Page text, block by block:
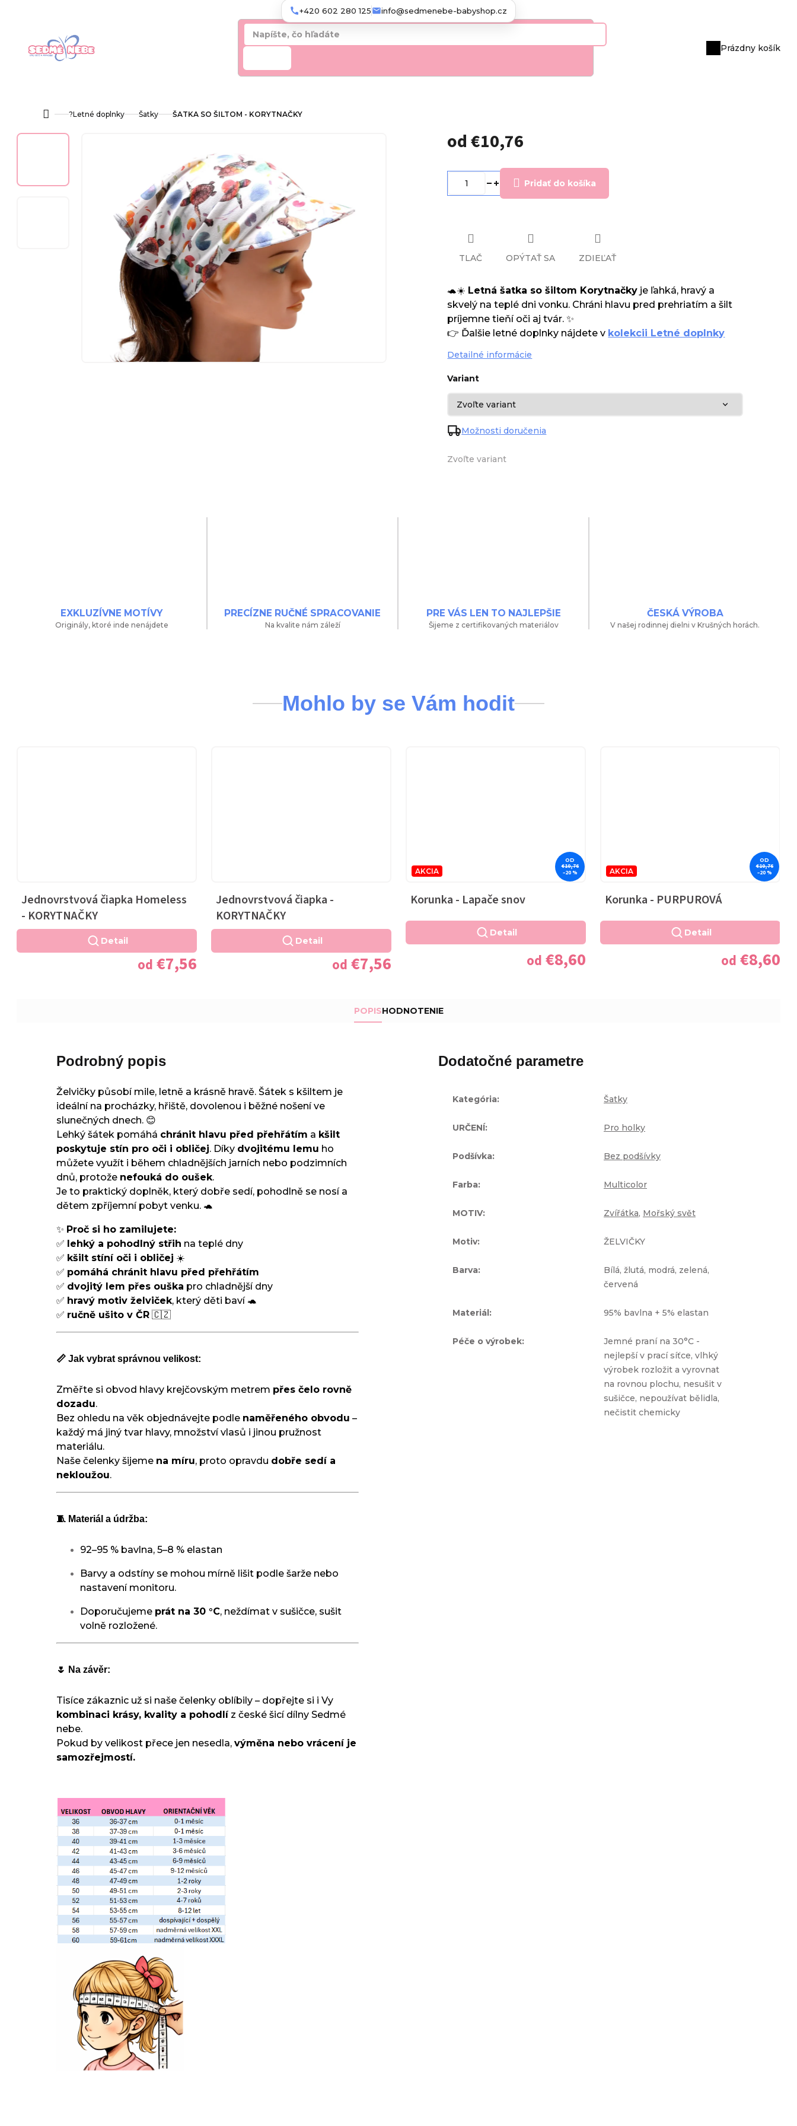
Nákupný
Prázdny košík
Domov?Letné doplnky Šatky ŠATKA SO ŠILTOM - KORYTNAČKY
od€10,76
cena:
Zvoľte variant
Variant
Možnosti doručenia
Pridať do košíka
🐢☀️ Letná šatka so šiltom Korytnačky je ľahká, hravý a
skvelý na teplé dni vonku. Chráni hlavu pred prehriatím a šilt
príjemne tieňí oči aj tvár. ✨
👉 Ďalšie letné doplnky nájdete v kolekcii Letné doplnky
Detailné informácie
TLAČ OPÝTAŤ SA ZDIEĽAŤ
EXKLUZÍVNE MOTÍVY
Originály, ktoré inde nenájdete
PRECÍZNE RUČNÉ SPRACOVANIE
Na kvalite nám záleží
PRE VÁS LEN TO NAJLEPŠIE
Šijeme z certifikovaných materiálov
ČESKÁ VÝROBA
V našej rodinnej dielni v Krušných horách.
Mohlo by se Vám hodit
Jednovrstvová čiapka Homeless
- KORYTNAČKY
od €7,56
Detail
Jednovrstvová čiapka -
KORYTNAČKY
od €7,56
Detail
AKCIA
OD
€10,76
–20 %
Korunka - Lapače snov
od €8,60
Detail
AKCIA
OD
€10,76
–20 %
Korunka - PURPUROVÁ
od €8,60
Detail
POPISHODNOTENIE
Podrobný popis
Želvičky působí mile, letně a krásně hravě. Šátek s kšiltem je
ideální na procházky, hřiště, dovolenou i běžné nošení ve
slunečných dnech. 😊
Lehký šátek pomáhá chránit hlavu před přehřátím a kšilt
poskytuje stín pro oči i obličej. Díky dvojitému lemu ho
můžete využít i během chladnějších jarních nebo podzimních
dnů, protože nefouká do oušek.
Je to praktický doplněk, který dobře sedí, pohodlně se nosí a
dětem zpříjemní pobyt venku. 🐢
✨ Proč si ho zamilujete:
✅ lehký a pohodlný střih na teplé dny
✅ kšilt stíní oči i obličej ☀️
✅ pomáhá chránit hlavu před přehřátím
✅ dvojitý lem přes ouška pro chladnější dny
✅ hravý motiv želviček, který děti baví 🐢
✅ ručně ušito v ČR 🇨🇿
📏 Jak vybrat správnou velikost:
Změřte si obvod hlavy krejčovským metrem přes čelo rovně
dozadu.
Bez ohledu na věk objednávejte podle naměřeného obvodu –
každý má jiný tvar hlavy, množství vlasů i jinou pružnost
materiálu.
Naše čelenky šijeme na míru, proto opravdu dobře sedí a
nekloužou.
🧵 Materiál a údržba:
92–95 % bavlna, 5–8 % elastan
Barvy a odstíny se mohou mírně lišit podle šarže nebo
nastavení monitoru.
Doporučujeme prát na 30 °C, neždímat v sušičce, sušit
volně rozložené.
🌷 Na závěr:
Tisíce zákaznic už si naše čelenky oblíbily – dopřejte si i Vy
kombinaci krásy, kvality a pohodlíz české šicí dílny Sedmé
nebe.
Pokud by velikost přece jen nesedla,výměna nebo vrácení je
samozřejmostí.
Dodatočné parametre
Kategória: Šatky
URČENÍ: Pro holky
Podšívka: Bez podšívky
Farba: Multicolor
MOTIV: Zvířátka, Mořský svět
Motiv: ŽELVIČKY
Barva:
Bílá, žlutá, modrá, zelená,
červená
Materiál: 95% bavlna + 5% elastan
Péče o výrobek:
Jemné praní na 30°C -
nejlepší v prací síťce, vlhký
výrobek rozložit a vyrovnat
na rovnou plochu, nesušit v
sušičce, nepoužívat bělidla,
nečistit chemicky
+420 602 280 125 info@sedmenebe-babyshop.cz